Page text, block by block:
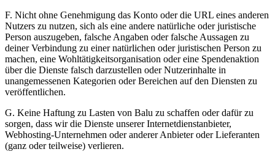
F. Nicht ohne Genehmigung das Konto oder die URL eines anderen
Nutzers zu nutzen, sich als eine andere natürliche oder juristische
Person auszugeben, falsche Angaben oder falsche Aussagen zu
deiner Verbindung zu einer natürlichen oder juristischen Person zu
machen, eine Wohltätigkeitsorganisation oder eine Spendenaktion
über die Dienste falsch darzustellen oder Nutzerinhalte in
unangemessenen Kategorien oder Bereichen auf den Diensten zu
veröffentlichen.
G. Keine Haftung zu Lasten von Balu zu schaffen oder dafür zu
sorgen, dass wir die Dienste unserer Internetdienstanbieter,
Webhosting-Unternehmen oder anderer Anbieter oder Lieferanten
(ganz oder teilweise) verlieren.